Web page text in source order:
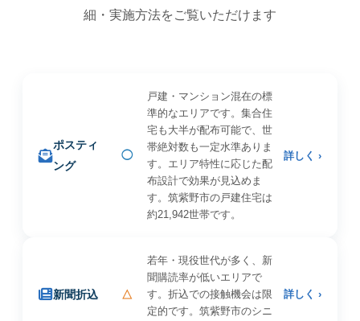
細・実施方法をご覧いただけます
ポスティ
ング
◯
戸建・マンション混在の標
準的なエリアです。集合住
宅も大半が配布可能で、世
帯絶対数も一定水準ありま
す。エリア特性に応じた配
布設計で効果が見込めま
す。筑紫野市の戸建住宅は
約21,942世帯です。
詳しく ›
新聞折込 △
若年・現役世代が多く、新
聞購読率が低いエリアで
す。折込での接触機会は限
定的です。筑紫野市のシニ
詳しく ›